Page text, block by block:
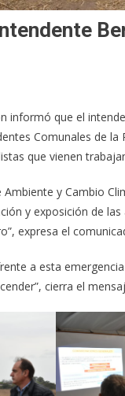
informó que el
Comunales de la
que vienen
y Cambio
y exposición de
expresa el
a esta
cierra el